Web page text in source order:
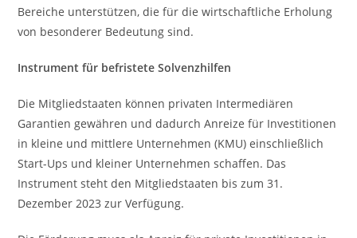
Bereiche unterstützen, die für die wirtschaftliche Erholung
von besonderer Bedeutung sind.
Instrument für befristete Solvenzhilfen
Die Mitgliedstaaten können privaten Intermediären
Garantien gewähren und dadurch Anreize für Investitionen
in kleine und mittlere Unternehmen (KMU) einschließlich
Start-Ups und kleiner Unternehmen schaffen. Das
Instrument steht den Mitgliedstaaten bis zum 31.
Dezember 2023 zur Verfügung.